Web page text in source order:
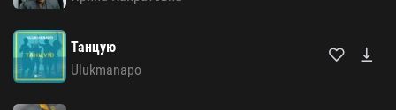
Танцую
Ulukmanapo